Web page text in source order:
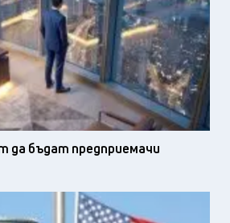
да бъдат предприемачи